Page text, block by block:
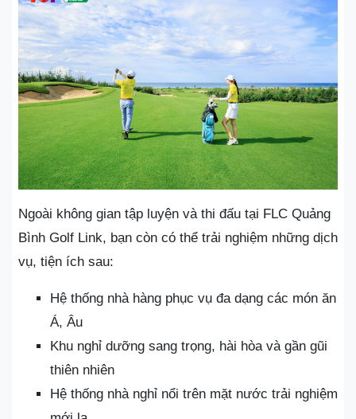
Ngoài không gian tập luyện và thi đấu tại FLC Quảng
Bình Golf Link, bạn còn có thể trải nghiệm những dịch
vụ, tiện ích sau:
Hệ thống nhà hàng phục vụ đa dạng các món ăn
Á, Âu
Khu nghỉ dưỡng sang trọng, hài hòa và gần gũi
thiên nhiên
Hệ thống nhà nghỉ nổi trên mặt nước trải nghiệm